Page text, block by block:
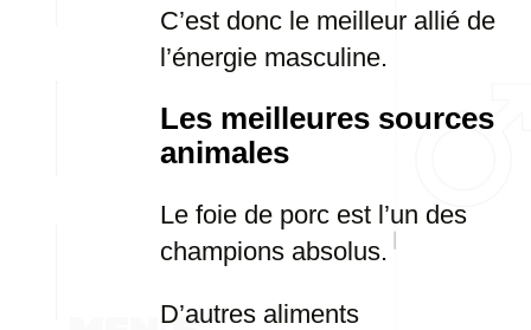
C’est donc le meilleur allié de
l’énergie masculine.
Les meilleures sources
animales
Le foie de porc est l’un des
champions absolus.
D’autres aliments